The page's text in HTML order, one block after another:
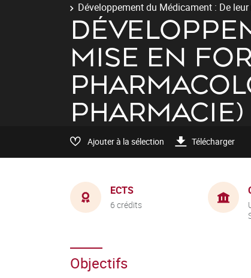
Développement du Médicament : De
MISE EN
PHARMACIE)
Ajouter à la sélection Télécharger
ECTS
6 crédits
Objectifs